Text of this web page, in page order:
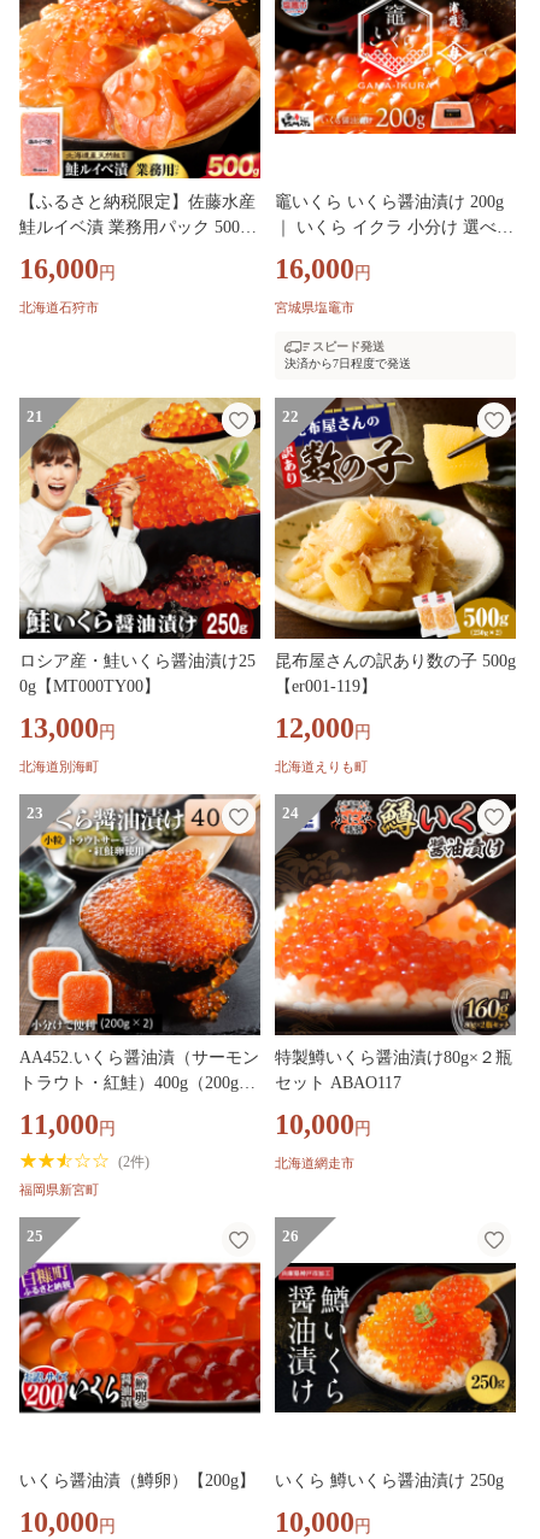
【ふるさと納税限定】佐藤水産
鮭ルイベ漬 業務用パック 500g |
石狩市
16,000 円
北海道石狩市
竈いくら いくら醤油漬け 200g
｜ いくら イクラ 小分け 選べる
お供 海鮮 海鮮丼 すし 寿司 手
巻き寿司 イクラ丼 軍艦 人気 ラ
贈答 お取り寄せ 鮭いくら いく
いくら ikura 大好評品 高評価 ふ
るさとチョイス チョイス 海の
幸なのにYAMATO 塩竈 塩竈市
塩釜 宮城
16,000 円
宮城県塩竈市
スピード発送
決済から7日程度で発送
21
ロシア産・鮭いくら醤油漬け25
0g【MT000TY00】
13,000 円
北海道別海町
22
昆布屋さんの訳あり数の子 500g
【er001-119】
12,000 円
北海道えりも町
23
AA452.いくら醤油漬（サーモン
トラウト・紅鮭）400g（200g×2
11,000 円
(2件)
福岡県新宮町
24
特製鱒いくら醤油漬け80g×２瓶
セット ABAO117
10,000 円
北海道網走市
25
いくら醤油漬（鱒卵）【200g】
10,000 円
26
いくら 鱒いくら醤油漬け 250g
10,000 円